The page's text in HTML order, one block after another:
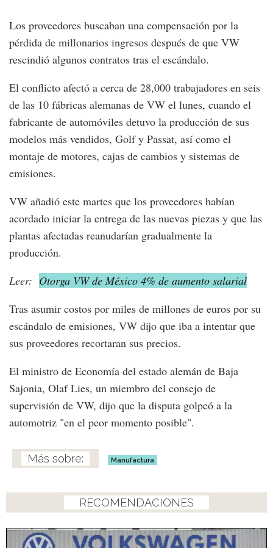
Los proveedores buscaban una compensación por la
pérdida de millonarios ingresos después de que VW
rescindió algunos contratos tras el escándalo.
El conflicto afectó a cerca de 28,000 trabajadores en seis
de las 10 fábricas alemanas de VW el lunes, cuando el
fabricante de automóviles detuvo la producción de sus
modelos más vendidos, Golf y Passat, así como el
montaje de motores, cajas de cambios y sistemas de
emisiones.
VW añadió este martes que los proveedores habían
acordado iniciar la entrega de las nuevas piezas y que las
plantas afectadas reanudarían gradualmente la
producción.
Leer: Otorga VW de México 4% de aumento salarial
Tras asumir costos por miles de millones de euros por su
escándalo de emisiones, VW dijo que iba a intentar que
sus proveedores recortaran sus precios.
El ministro de Economía del estado alemán de Baja
Sajonia, Olaf Lies, un miembro del consejo de
supervisión de VW, dijo que la disputa golpeó a la
automotriz "en el peor momento posible".
Manufactura
RECOMENDACIONES